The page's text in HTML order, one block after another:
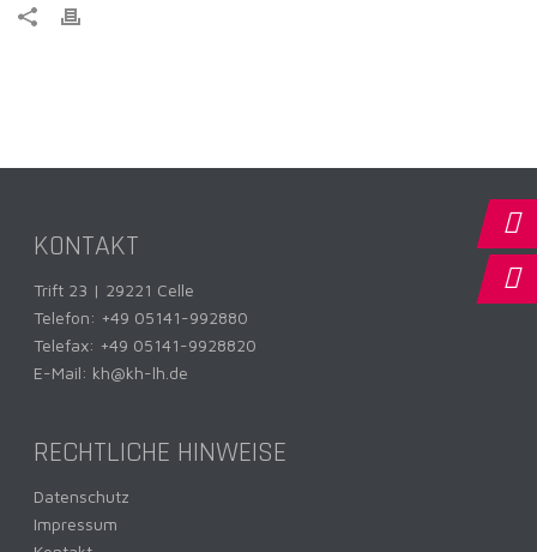
KONTAKT
Trift 23 | 29221 Celle
Telefon: +49 05141-992880
Telefax: +49 05141-9928820
E-Mail: kh@kh-lh.de
RECHTLICHE HINWEISE
Datenschutz
Impressum